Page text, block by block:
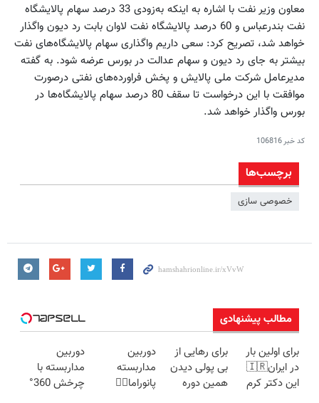
معاون وزیر نفت با اشاره به اینکه به‌زودی 33 درصد سهام پالایشگاه
نفت بندرعباس و 60 درصد پالایشگاه نفت لاوان بابت رد دیون واگذار
خواهد شد، تصریح کرد: سعی داریم واگذاری سهام پالایشگاه‌های نفت
بیشتر به جای رد دیون و سهام عدالت در بورس عرضه شود. به گفته
مدیرعامل شرکت ملی پالایش و پخش فراورده‌های نفتی درصورت
موافقت با این درخواست تا سقف 80 درصد سهام پالایشگاه‌ها در
بورس واگذار خواهد شد.
کد خبر106816
برچسب‌ها
خصوصی‌ سازی
مطالب پیشنهادی
برای اولین بار
در ایران🇮🇷
این دکتر کرم
برای رهایی از
بی پولی دیدن
همین دوره
دوربین
مداربسته
پانوراما👈🏻
دوربین
مداربسته با
چرخش 360°